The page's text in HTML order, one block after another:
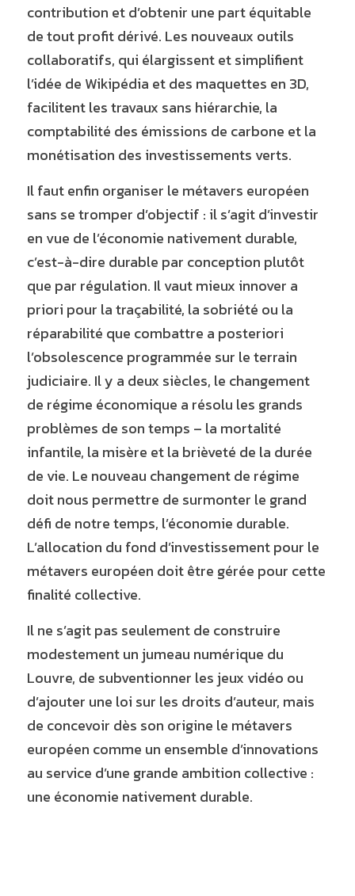
contribution et d’obtenir une part équitable
de tout profit dérivé. Les nouveaux outils
collaboratifs, qui élargissent et simplifient
l’idée de Wikipédia et des maquettes en 3D,
facilitent les travaux sans hiérarchie, la
comptabilité des émissions de carbone et la
monétisation des investissements verts.
Il faut enfin organiser le métavers européen
sans se tromper d’objectif : il s’agit d’investir
en vue de l’économie nativement durable,
c’est-à-dire durable par conception plutôt
que par régulation. Il vaut mieux innover a
priori pour la traçabilité, la sobriété ou la
réparabilité que combattre a posteriori
l’obsolescence programmée sur le terrain
judiciaire. Il y a deux siècles, le changement
de régime économique a résolu les grands
problèmes de son temps – la mortalité
infantile, la misère et la brièveté de la durée
de vie. Le nouveau changement de régime
doit nous permettre de surmonter le grand
défi de notre temps, l’économie durable.
L’allocation du fond d’investissement pour le
métavers européen doit être gérée pour cette
finalité collective.
Il ne s’agit pas seulement de construire
modestement un jumeau numérique du
Louvre, de subventionner les jeux vidéo ou
d’ajouter une loi sur les droits d’auteur, mais
de concevoir dès son origine le métavers
européen comme un ensemble d’innovations
au service d’une grande ambition collective :
une économie nativement durable.